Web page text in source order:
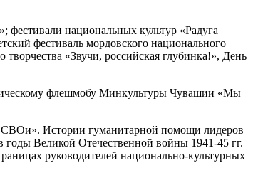
национальных культур «Радуга
фестиваль мордовского национального
«Звучи, российская глубинка!», День
флешмобу Минкультуры Чувашии «Мы
Истории гуманитарной помощи лидеров
Великой Отечественной войны 1941-45 гг.
руководителей национально-культурных